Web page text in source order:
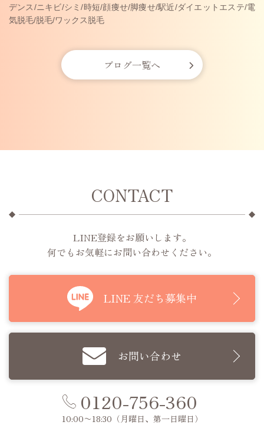
デンス/ニキビ/シミ/時短/顔痩せ/脚痩せ/駅近/ダイエットエステ/電
気脱毛/脱毛/ワックス脱毛
ブログ一覧へ
CONTACT
LINE登録をお願いします。
何でもお気軽にお問い合わせください。
LINE 友だち募集中
お問い合わせ
0120-756-360
10:00〜18:30 （月曜日、第一日曜日）